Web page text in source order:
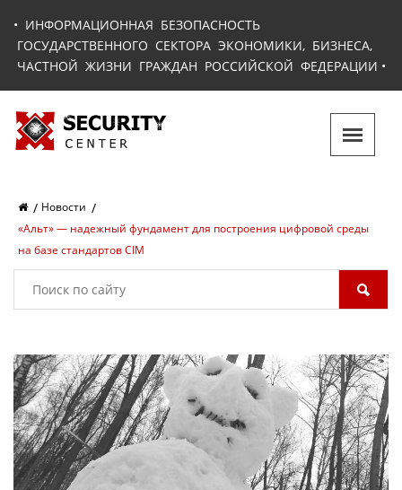
• ИНФОРМАЦИОННАЯ БЕЗОПАСНОСТЬ
ГОСУДАРСТВЕННОГО СЕКТОРА ЭКОНОМИКИ, БИЗНЕСА,
ЧАСТНОЙ ЖИЗНИ ГРАЖДАН РОССИЙСКОЙ ФЕДЕРАЦИИ •
Новости
«Альт» — надежный фундамент для построения цифровой среды
на базе стандартов CIM